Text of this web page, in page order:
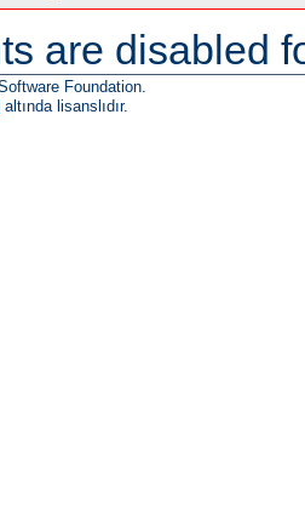
are disabled
Foundation.
altında lisanslıdır.